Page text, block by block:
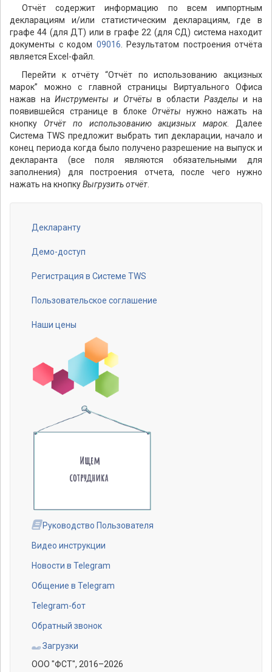
Отчёт содержит информацию по всем импортным
декларациям и/или статистическим декларациям, где в
графе 44 (для ДТ) или в графе 22 (для СД) система находит
документы с кодом 09016. Результатом построения отчёта
является Excel-файл.
Перейти к отчёту “Отчёт по использованию акцизных
марок” можно с главной страницы Виртуального Офиса
нажав наИнструменты и Отчёты в области Разделы и на
появившейся странице в блоке Отчёты нужно нажать на
кнопку Отчёт по использованию акцизных марок. Далее
Система TWS предложит выбрать тип декларации, начало и
конец периода когда было получено разрешение на выпуск и
декларанта (все поля являются обязательными для
заполнения) для построения отчета, после чего нужно
нажать на кнопкуВыгрузить отчёт.
Footer
menu
Декларанту
Демо-доступ
Регистрация в Системе TWS
Пользовательское соглашение
Наши цены
Руководство Пользователя
Видео инструкции
Новости в Telegram
Общение в Telegram
Telegram-бот
Обратный звонок
Загрузки
ООО "ФСТ", 2016–2026